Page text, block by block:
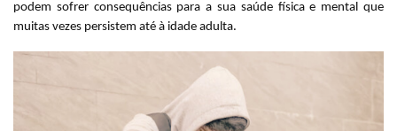
podem sofrer consequências para a sua saúde física e mental que
muitas vezes persistem até à idade adulta.